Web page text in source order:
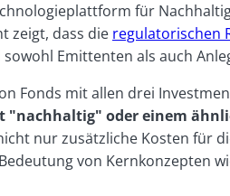
für
zeigt, dass die regulatorischen
Emittenten als auch
Fonds mit allen drei
"nachhaltig" oder einem
nur zusätzliche Kosten für
von Kernkonzepten